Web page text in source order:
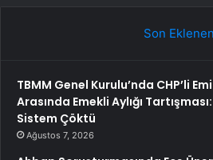
Son Eklenen
TBMM Genel Kurulu’nda CHP’li
Arasında Emekli Aylığı
Sistem Çöktü
Ağustos 7, 2026